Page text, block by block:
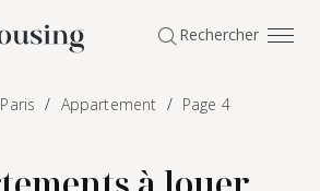
Rechercher
Paris Appartement Page 4
des cookies